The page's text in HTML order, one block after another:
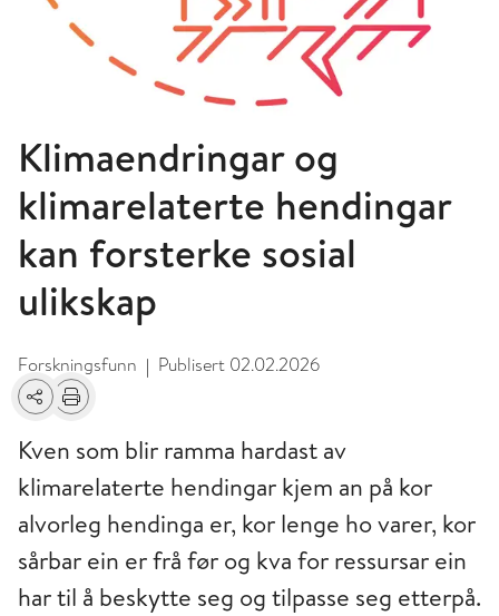
Klimaendringar og
klimarelaterte hendingar
kan forsterke sosial
ulikskap
Forskningsfunn | Publisert 02.02.2026
Del Skriv ut
Kven som blir ramma hardast av
klimarelaterte hendingar kjem an på kor
alvorleg hendinga er, kor lenge ho varer, kor
sårbar ein er frå før og kva for ressursar ein
har til å beskytte seg og tilpasse seg etterpå.